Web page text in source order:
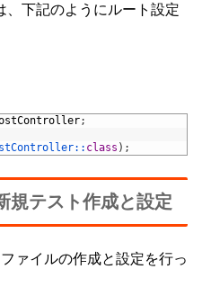
、下記のようにルート設定
;
class ) ;
規テスト作成と設定
ァイルの作成と設定を行っ